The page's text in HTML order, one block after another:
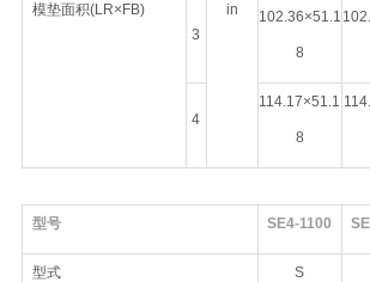
模垫面积(LR×FB) in
3
102.36×51.1
8
4
114.17×51.1
8
型号 SE4-1100
型式 S